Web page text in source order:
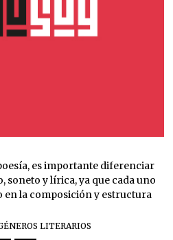
es importante diferenciar
soneto y lírica, ya que cada uno
en la composición y estructura
LITERARIOS